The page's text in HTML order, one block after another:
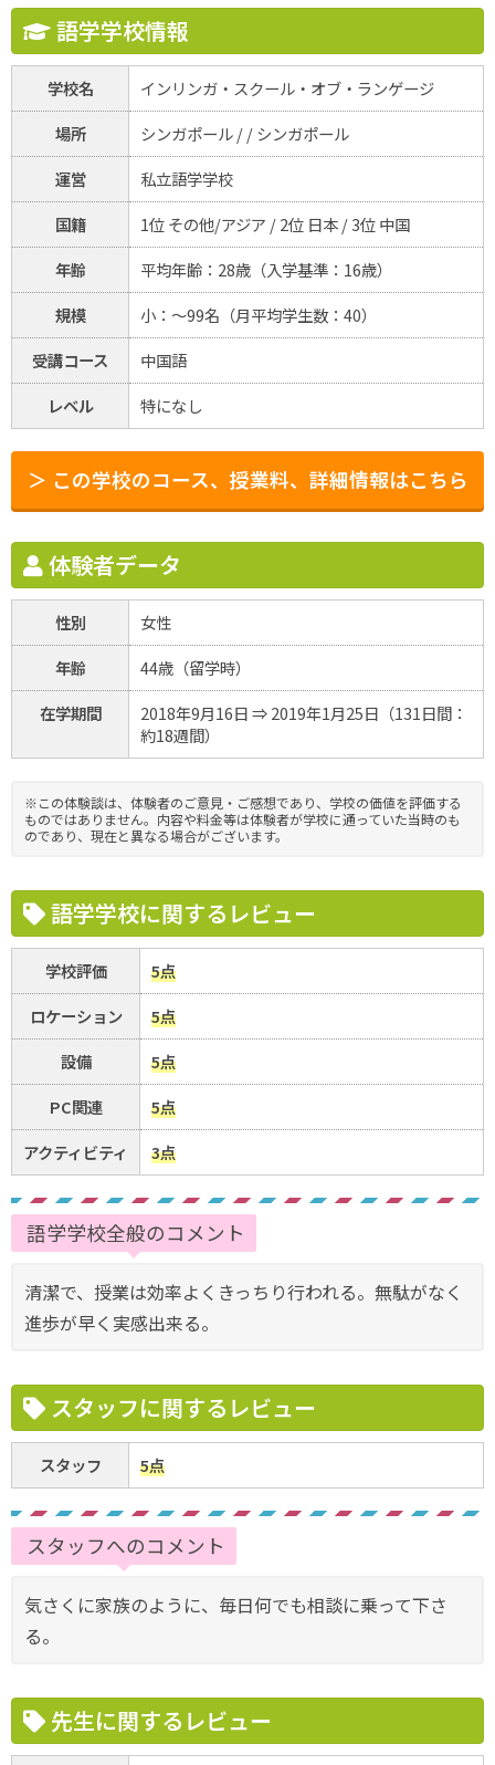
語学学校情報
学校名
インリンガ・スクール・オブ・ランゲージ
場所
シンガポール / / シンガポール
運営
私立語学学校
国籍
1位 その他/アジア / 2位 日本 / 3位 中国
年齢
平均年齢：28歳（入学基準：16歳）
規模
小：～99名（月平均学生数：40）
受講コース
中国語
レベル
特になし
＞ この学校のコース、授業料、詳細情報はこちら
体験者データ
性別
女性
年齢
44歳（留学時）
在学期間
2018年9月16日 ⇒ 2019年1月25日（131日間：
約18週間）
※この体験談は、体験者のご意見・ご感想であり、学校の価値を評価する
ものではありません。内容や料金等は体験者が学校に通っていた当時のも
のであり、現在と異なる場合がございます。
語学学校に関するレビュー
学校評価
5点
ロケーション
5点
設備
5点
PC関連
5点
アクティビティ
3点
語学学校全般のコメント
清潔で、授業は効率よくきっちり行われる。無駄がなく
進歩が早く実感出来る。
スタッフに関するレビュー
スタッフ 5点
スタッフへのコメント
気さくに家族のように、毎日何でも相談に乗って下さ
る。
先生に関するレビュー